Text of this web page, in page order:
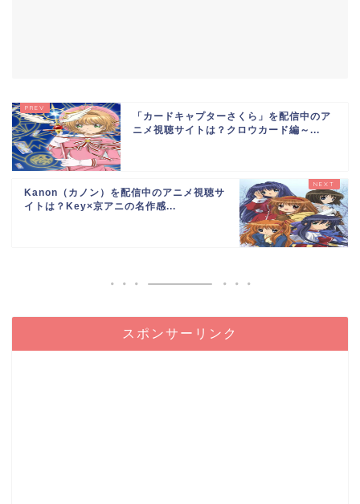
「カードキャプターさくら」を配信中のア
ニメ視聴サイトは？クロウカード編～...
Kanon（カノン）を配信中のアニメ視聴サ
イトは？Key×京アニの名作感...
スポンサーリンク